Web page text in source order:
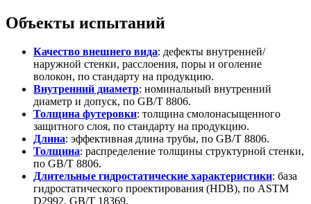
Объекты испытаний
Качество внешнего вида: дефекты внутренней/
наружной стенки, расслоения, поры и оголение
волокон, по стандарту на продукцию.
Внутренний диаметр: номинальный внутренний
диаметр и допуск, по GB/T 8806.
Толщина футеровки: толщина смолонасыщенного
защитного слоя, по стандарту на продукцию.
Длина: эффективная длина трубы, по GB/T 8806.
Толщина: распределение толщины структурной стенки,
по GB/T 8806.
Длительные гидростатические характеристики: база
гидростатического проектирования (HDB), по ASTM
D2992, GB/T 18369.